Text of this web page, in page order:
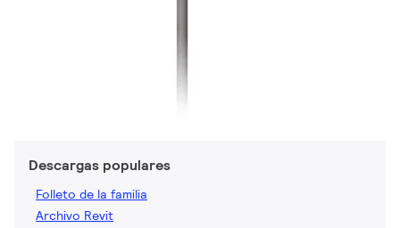
Descargas populares
Folleto de la familia
Archivo Revit